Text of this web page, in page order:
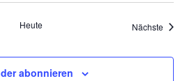
Heute Nächste
abonnieren